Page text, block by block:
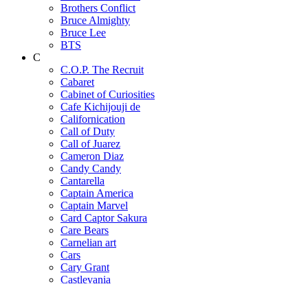
Brothers Conflict
Bruce Almighty
Bruce Lee
BTS
C
C.O.P. The Recruit
Cabaret
Cabinet of Curiosities
Cafe Kichijouji de
Californication
Call of Duty
Call of Juarez
Cameron Diaz
Candy Candy
Cantarella
Captain America
Captain Marvel
Card Captor Sakura
Care Bears
Carnelian art
Cars
Cary Grant
Castlevania